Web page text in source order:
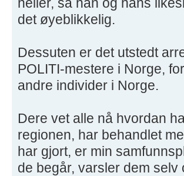
det øyeblikkelig.
Dessuten er det utstedt
POLITI-mestere i Norge,
andre individer i Norge.
Dere vet alle nå hvordan
regionen, har behandlet
har gjort, er min
de begår, varsler dem